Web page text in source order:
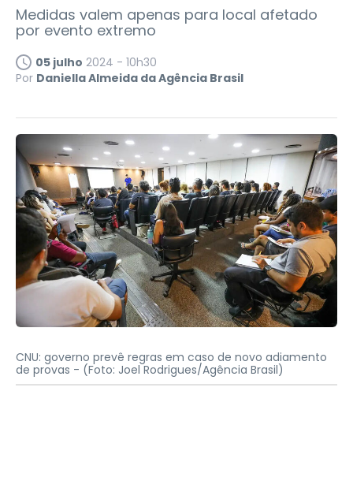
Medidas valem apenas para local afetado
por evento extremo
05 julho 2024 - 10h30
Por Daniella Almeida da Agência Brasil
CNU: governo prevê regras em caso de novo adiamento
de provas - (Foto: Joel Rodrigues/Agência Brasil)